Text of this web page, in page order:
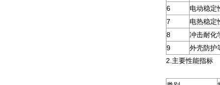
6
电动稳定
7
电热稳定
8
冲击耐化
9
外壳防护
2.主要性能指标